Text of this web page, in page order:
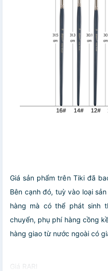
Giá sản phẩm trên Tiki đã
Bên cạnh đó, tuỳ vào loại
hàng mà có thể phát sinh
chuyển, phụ phí hàng cồng
hàng giao từ nước ngoài có
Giá RARI